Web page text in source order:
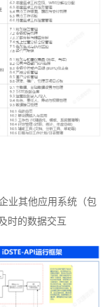
业其他应用系统（包
时的数据交互